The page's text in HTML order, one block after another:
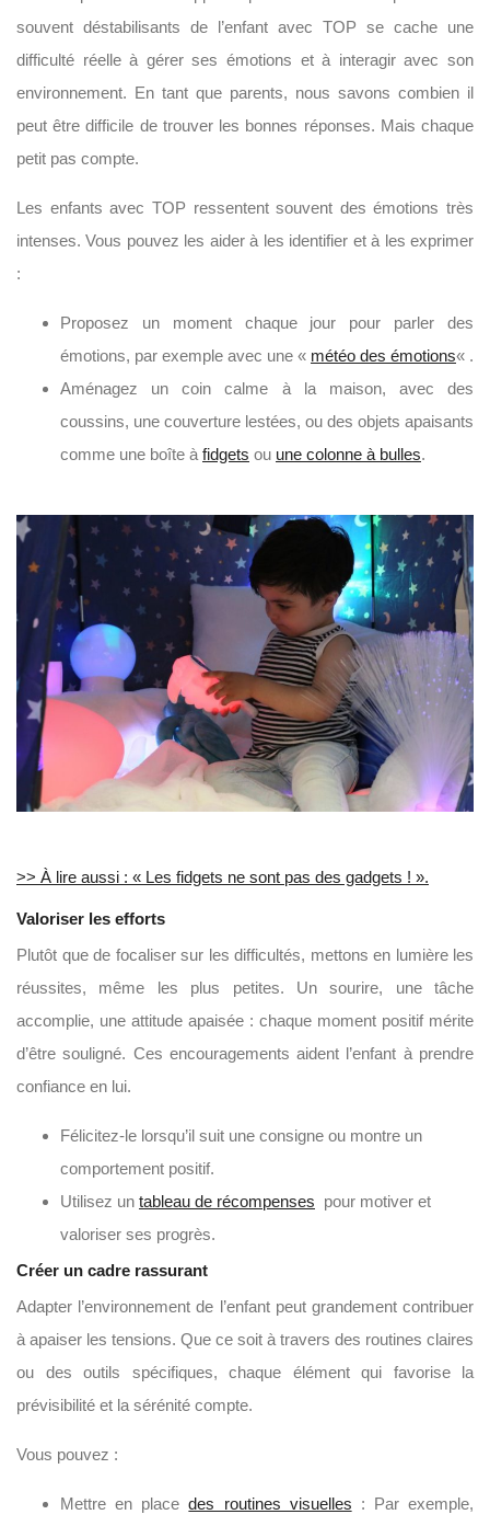
souvent déstabilisants de l’enfant avec TOP se cache une
difficulté réelle à gérer ses émotions et à interagir avec son
environnement. En tant que parents, nous savons combien il
peut être difficile de trouver les bonnes réponses. Mais chaque
petit pas compte.
Les enfants avec TOP ressentent souvent des émotions très
intenses. Vous pouvez les aider à les identifier et à les exprimer
:
Proposez un moment chaque jour pour parler des
émotions, par exemple avec une « météo des émotions« .
Aménagez un coin calme à la maison, avec des
coussins, une couverture lestées, ou des objets apaisants
comme une boîte à fidgets ou une colonne à bulles.
>> À lire aussi : « Les fidgets ne sont pas des gadgets ! ».
Valoriser les efforts
Plutôt que de focaliser sur les difficultés, mettons en lumière les
réussites, même les plus petites. Un sourire, une tâche
accomplie, une attitude apaisée : chaque moment positif mérite
d’être souligné. Ces encouragements aident l’enfant à prendre
confiance en lui.
Félicitez-le lorsqu’il suit une consigne ou montre un
comportement positif.
Utilisez un tableau de récompenses pour motiver et
valoriser ses progrès.
Créer un cadre rassurant
Adapter l’environnement de l’enfant peut grandement contribuer
à apaiser les tensions. Que ce soit à travers des routines claires
ou des outils spécifiques, chaque élément qui favorise la
prévisibilité et la sérénité compte.
Vous pouvez :
Mettre en placedes routines visuelles : Par exemple,